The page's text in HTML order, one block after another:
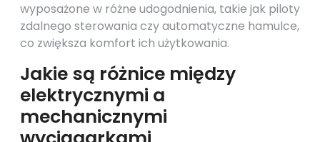
wyposażone w różne udogodnienia, takie jak piloty
zdalnego sterowania czy automatyczne hamulce,
co zwiększa komfort ich użytkowania.
Jakie są różnice między
elektrycznymi a
mechanicznymi